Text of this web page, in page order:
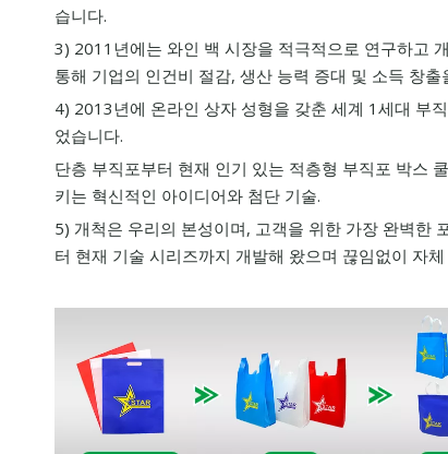
습니다.
3) 2011년에는 와인 백 시장을 적극적으로 연구하고
통해 기업의 인건비 절감, 생산 능력 증대 및 소득 창출
4) 2013년에 온라인 상자 성형을 갖춘 세계 1세대 부
었습니다.
단층 부직포부터 현재 인기 있는 적층형 부직포 박스
키는 혁신적인 아이디어와 첨단 기술.
5) 개척은 우리의 본성이며, 고객을 위한 가장 완벽한
터 현재 기술 시리즈까지 개발해 왔으며 끊임없이 자